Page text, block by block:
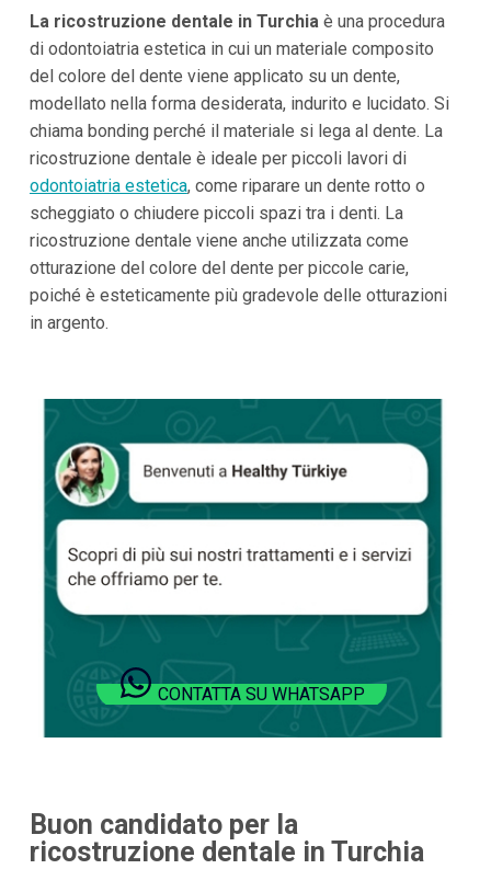
La ricostruzione dentale in Turchiaè una procedura
di odontoiatria estetica in cui un materiale composito
del colore del dente viene applicato su un dente,
modellato nella forma desiderata, indurito e lucidato. Si
chiama bonding perché il materiale si lega al dente. La
ricostruzione dentale è ideale per piccoli lavori di
odontoiatria estetica, come riparare un dente rotto o
scheggiato o chiudere piccoli spazi tra i denti. La
ricostruzione dentale viene anche utilizzata come
otturazione del colore del dente per piccole carie,
poiché è esteticamente più gradevole delle otturazioni
in argento.
CONTATTA SU WHATSAPP
Buon candidato per la
ricostruzione dentale in Turchia